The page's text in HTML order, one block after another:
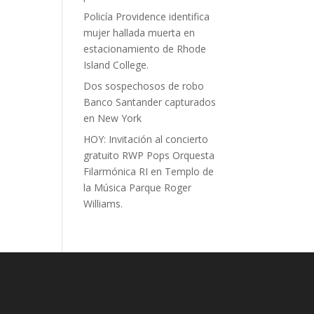
Policía Providence identifica
mujer hallada muerta en
estacionamiento de Rhode
Island College.
Dos sospechosos de robo
Banco Santander capturados
en New York
HOY: Invitación al concierto
gratuito RWP Pops Orquesta
Filarmónica RI en Templo de
la Música Parque Roger
Williams.